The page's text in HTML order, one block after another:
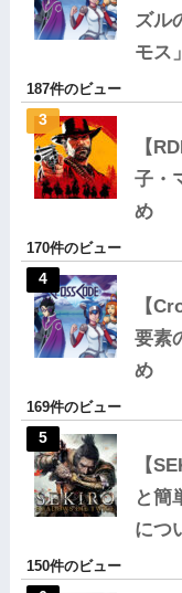
ズル
モス
187件のビュー
【
子・
め
170件のビュー
【
要素
め
169件のビュー
【
と簡
につ
150件のビュー